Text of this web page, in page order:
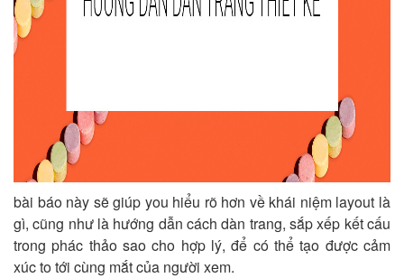
bài báo này sẽ giúp you hiểu rõ hơn về khái niệm layout là
gì, cũng như là hướng dẫn cách dàn trang, sắp xếp kết cấu
trong phác thảo sao cho hợp lý, để có thể tạo được cảm
xúc to tới cùng mắt của người xem.